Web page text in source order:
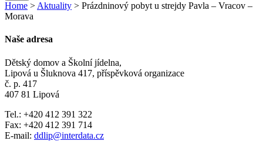
Home > Aktuality > Prázdninový pobyt u strejdy Pavla – Vracov –
Morava
Naše adresa
Dětský domov a Školní jídelna,
Lipová u Šluknova 417, příspěvková organizace
č. p. 417
407 81 Lipová
Tel.: +420 412 391 322
Fax: +420 412 391 714
E-mail: ddlip@interdata.cz